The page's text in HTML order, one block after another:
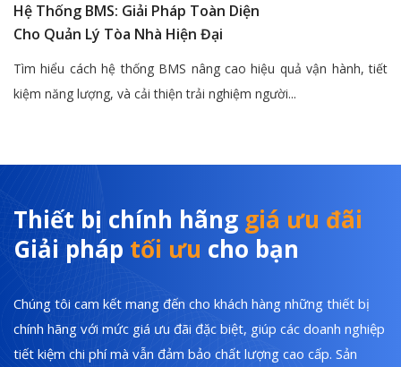
Hệ Thống BMS: Giải Pháp Toàn Diện
Cho Quản Lý Tòa Nhà Hiện Đại
Tìm hiểu cách hệ thống BMS nâng cao hiệu quả vận hành, tiết
kiệm năng lượng, và cải thiện trải nghiệm người...
Thiết bị chính hãng giá ưu đãi
Giải pháp tối ưu cho bạn
Chúng tôi cam kết mang đến cho khách hàng những thiết bị
chính hãng với mức giá ưu đãi đặc biệt, giúp các doanh nghiệp
tiết kiệm chi phí mà vẫn đảm bảo chất lượng cao cấp. Sản